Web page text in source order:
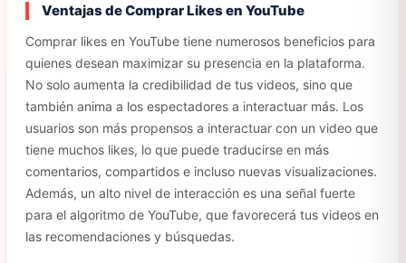
Ventajas de Comprar Likes en YouTube
Comprar likes en YouTube tiene numerosos beneficios para
quienes desean maximizar su presencia en la plataforma.
No solo aumenta la credibilidad de tus videos, sino que
también anima a los espectadores a interactuar más. Los
usuarios son más propensos a interactuar con un video que
tiene muchos likes, lo que puede traducirse en más
comentarios, compartidos e incluso nuevas visualizaciones.
Además, un alto nivel de interacción es una señal fuerte
para el algoritmo de YouTube, que favorecerá tus videos en
las recomendaciones y búsquedas.